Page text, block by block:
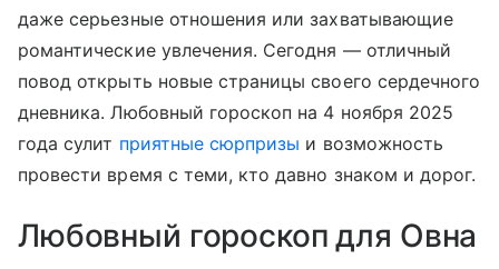
даже серьезные отношения или захватывающие
романтические увлечения. Сегодня — отличный
повод открыть новые страницы своего сердечного
дневника. Любовный гороскоп на 4 ноября 2025
года сулит приятные сюрпризы и возможность
провести время с теми, кто давно знаком и дорог.
Любовный гороскоп для Овна